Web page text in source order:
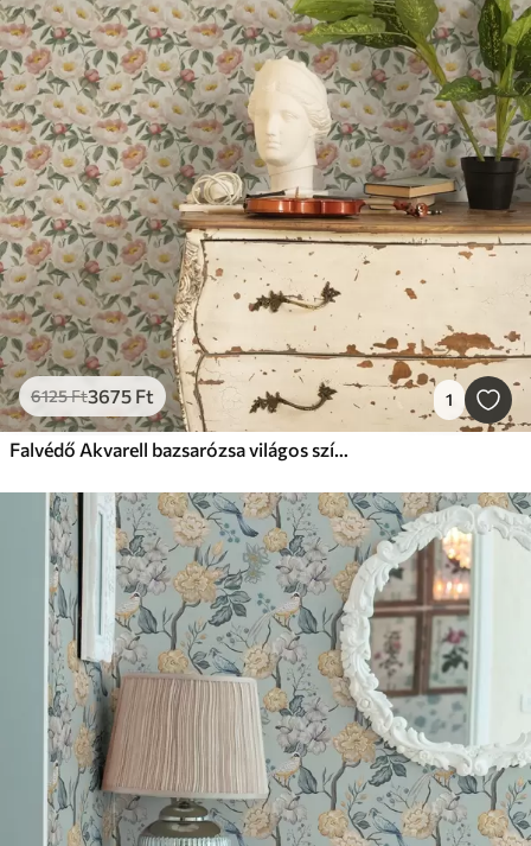
6125Ft3675 Ft 1
Falvédő Akvarell bazsarózsa világos színekben retro stílusban